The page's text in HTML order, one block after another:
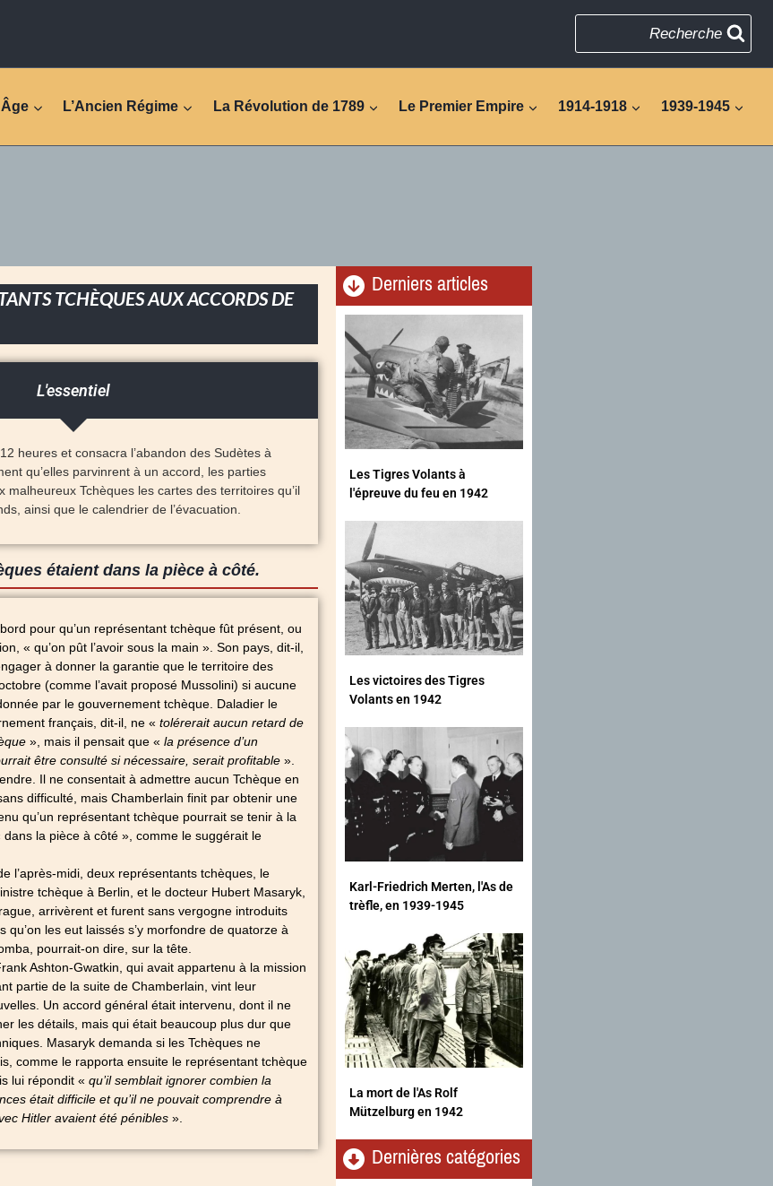
Recherche
L’Ancien Régime La Révolution de 1789 Le Premier Empire 1914-1918 1939-1945
TCHÈQUES AUX ACCORDS DE
L'essentiel
heures et consacra l’abandon des Sudètes à
qu’elles parvinrent à un accord, les parties
malheureux Tchèques les cartes des territoires qu’il
ainsi que le calendrier de l’évacuation.
étaient dans la pièce à côté.
pour qu’un représentant tchèque fût présent, ou
« qu’on pût l’avoir sous la main ». Son pays, dit-il,
à donner la garantie que le territoire des
(comme l’avait proposé Mussolini) si aucune
par le gouvernement tchèque. Daladier le
français, dit-il, ne « tolérerait aucun retard de
», mais il pensait que « la présence d’un
être consulté si nécessaire, serait profitable ».
Il ne consentait à admettre aucun Tchèque en
difficulté, mais Chamberlain finit par obtenir une
qu’un représentant tchèque pourrait se tenir à la
la pièce à côté », comme le suggérait le
l’après-midi, deux représentants tchèques, le
tchèque à Berlin, et le docteur Hubert Masaryk,
arrivèrent et furent sans vergogne introduits
qu’on les eut laissés s’y morfondre de quatorze à
pourrait-on dire, sur la tête.
Ashton-Gwatkin, qui avait appartenu à la mission
partie de la suite de Chamberlain, vint leur
Un accord général était intervenu, dont il ne
les détails, mais qui était beaucoup plus dur que
Masaryk demanda si les Tchèques ne
comme le rapporta ensuite le représentant tchèque
lui répondit « qu’il semblait ignorer combien la
était difficile et qu’il ne pouvait comprendre à
Hitler avaient été pénibles».
Derniers articles
Les Tigres Volants à
l'épreuve du feu en 1942
Les victoires des Tigres
Volants en 1942
Karl-Friedrich Merten, l'As de
trèfle, en 1939-1945
La mort de l'As Rolf
Mützelburg en 1942
Dernières catégories